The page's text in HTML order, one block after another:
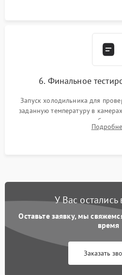
6. Финальное
Запуск холодильника для
заданную температуру в
компрессора, отсутствия
срабатывания системы
У Вас
Оставьте заявку, мы
время
Заказать